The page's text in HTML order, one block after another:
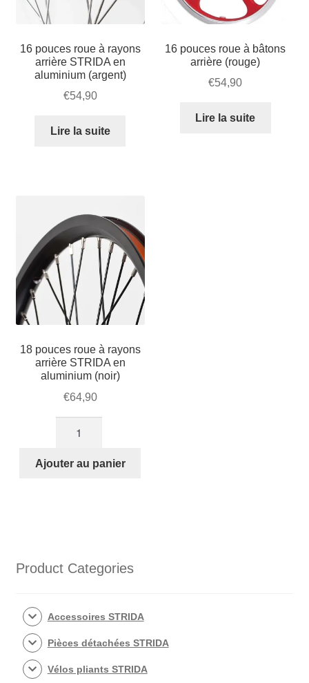
16 pouces roue à rayons
arrière STRIDA en
aluminium (argent)
€54,90
Lire la suite
16 pouces roue à bâtons
arrière (rouge)
€54,90
Lire la suite
18 pouces roue à rayons
arrière STRIDA en
aluminium (noir)
€64,90
18
STRIDA
(noir)
Ajouter au panier
Product Categories
Accessoires STRIDA
Pièces détachées STRIDA
Vélos pliants STRIDA